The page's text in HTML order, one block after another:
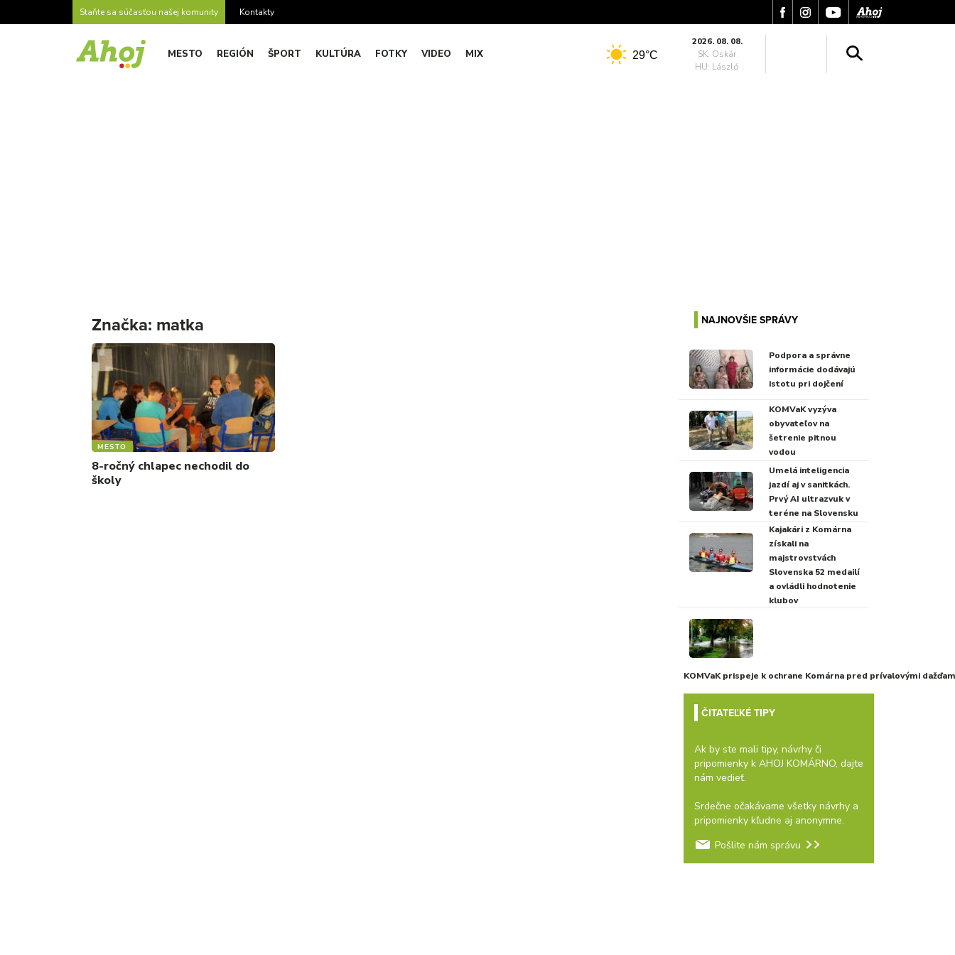
Staňte sa súčasťou našej komunity Kontakty
MESTO REGIÓN ŠPORT KULTÚRA FOTKY VIDEO MIX 29°C
2026. 08. 08.
SK: Oskár
HU: László
Značka: matka
MESTO
8-ročný chlapec nechodil do
školy
NAJNOVŠIE SPRÁVY
Podpora a správne
informácie dodávajú
istotu pri dojčení
KOMVaK vyzýva
obyvateľov na
šetrenie pitnou
vodou
Umelá inteligencia
jazdí aj v sanitkách.
Prvý AI ultrazvuk v
teréne na Slovensku
Kajakári z Komárna
získali na
majstrovstvách
Slovenska 52 medailí
a ovládli hodnotenie
klubov
KOMVaK prispeje k ochrane Komárna pred prívalovými
ČITATEĽKÉ TIPY
Ak by ste mali tipy, návrhy či
pripomienky k AHOJ KOMÁRNO, dajte
nám vedieť.
Srdečne očakávame všetky návrhy a
pripomienky kľudne aj anonymne.
Pošlite nám správu